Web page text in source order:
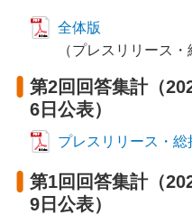
全体版
（プレスリリース
第2回回答集計（
6日公表）
プレスリリース・総
第1回回答集計（
9日公表）